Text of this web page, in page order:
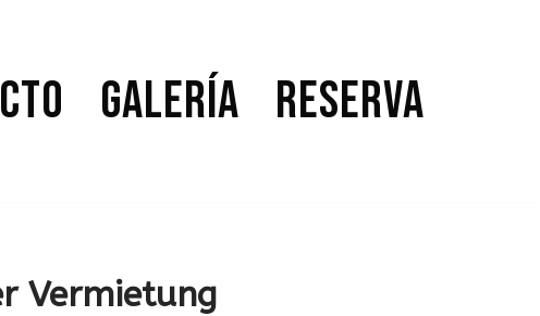
Galería Reserva
Vermietung